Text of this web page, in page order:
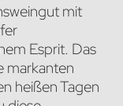
mit
Esprit. Das
markanten
heißen Tagen